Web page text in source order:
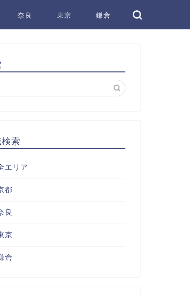
奈良 東京 鎌倉
索
エリア
都
良
京
倉